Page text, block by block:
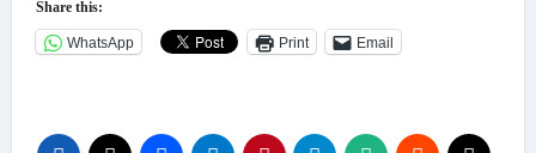
Share this:
WhatsApp Print Email